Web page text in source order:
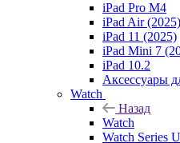
iPad Pro M4
iPad Air (2025)
iPad 11 (2025)
iPad Mini 7
iPad 10.2
Аксессуары
Watch
Назад
Watch
Watch Series